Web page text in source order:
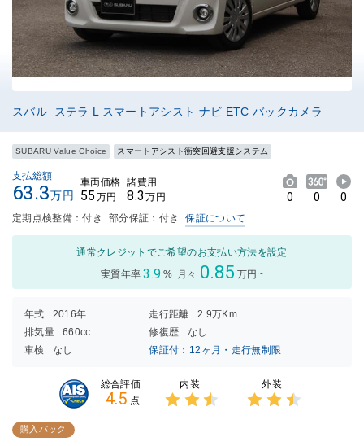
スバル ステラ L スマートアシスト ナビ ETC バックカメラ
SUBARU Value Choice スマートアシスト衝突回避支援システム
支払総額
63.3万円
車両価格
55 万円
諸費用
8.3 万円 0 0 0
定期点検整備：付き 部分保証：付き 保証について
通常クレジットでご希望のお支払い方法を設定
実質年率 3.9 % 月々 0.85 万円~
年式 2016年 走行距離
2.9万Km
排気量
660cc 修復歴
なし
車検
なし 保証付：12ヶ月・走行無制限
総合評価
4.5 点
内装 外装
購入パック